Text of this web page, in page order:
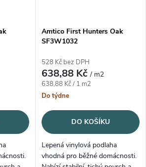
Amtico First Hunters Oak
SF3W1032
528 Kč bez DPH
638,88 Kč/ m2
Měrná cena:
638,88 Kč / 1 m2
Do týdne
DO KOŠÍKU
Lepená vinylová podlaha
vhodná pro běžné domácnosti.